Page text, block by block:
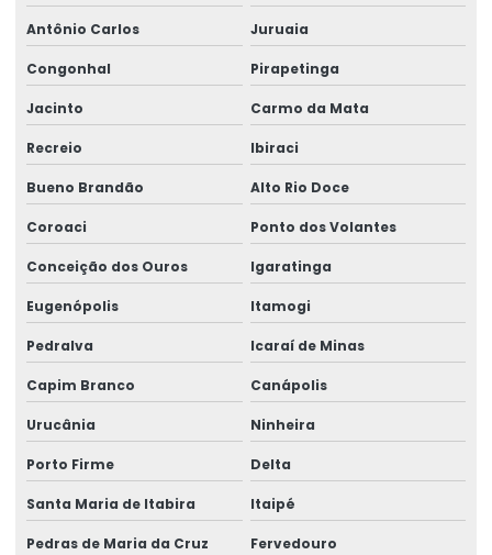
Antônio Carlos Juruaia
Congonhal Pirapetinga
Jacinto Carmo da Mata
Recreio Ibiraci
Bueno Brandão Alto Rio Doce
Coroaci Ponto dos Volantes
Conceição dos Ouros Igaratinga
Eugenópolis Itamogi
Pedralva Icaraí de Minas
Capim Branco Canápolis
Urucânia Ninheira
Porto Firme Delta
Santa Maria de Itabira Itaipé
Pedras de Maria da Cruz Fervedouro